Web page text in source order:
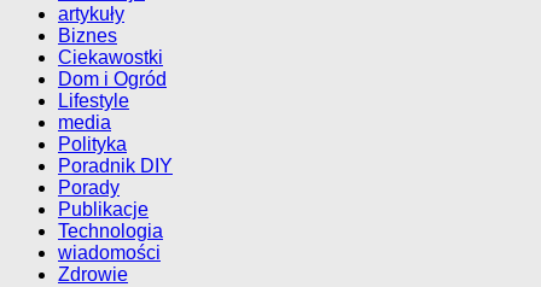
artykuły
Biznes
Ciekawostki
Dom i Ogród
Lifestyle
media
Polityka
Poradnik DIY
Porady
Publikacje
Technologia
wiadomości
Zdrowie